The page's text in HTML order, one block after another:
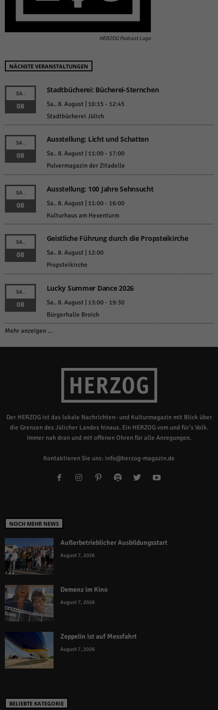
HERZOG Podcast Logo
NÄCHSTE VERANSTALTUNGEN
SA.
08
Stadtbücherei: Bücherei-Sternchen
Sa.. 8. August | 10:15 - 12:45
Stadtbücherei Jülich
SA.
08
Ausstellung: Licht und Schatten
Sa.. 8. August | 11:00- 17:00
Pulvermagazin der Zitadelle
SA.
08
Ausstellung: 100 Jahre Sehnsucht
Sa.. 8. August | 11:00- 16:00
Kulturhaus am Hexenturm
SA.
08
Geistliche Führung durch die Propsteikirche
Sa.. 8. August | 12:00
Propsteikirche
SA.
08
Lucky Summer Dance 2026
Sa.. 8. August | 13:00- 19:30
Bürgerhalle Broich
Mehr anzeigen …
Der HERZOG ist das lokale Nachrichten- und Kulturmagazin mit Blick über
die Grenzen des Jülicher Landes hinaus. Ein HERZOG vom und für's Volk.
Immer nah dran und mit offenen Ohren für alle Anregungen.
Kontaktieren Sie uns: info@herzog-magazin.de
NOCH MEHR NEWS
Außerbetrieblicher Ausbildungsstart
August 7, 2026
Demenz im Kino
August 7, 2026
Zeppelin ist auf Messfahrt
August 7, 2026
BELIEBTE KATEGORIE